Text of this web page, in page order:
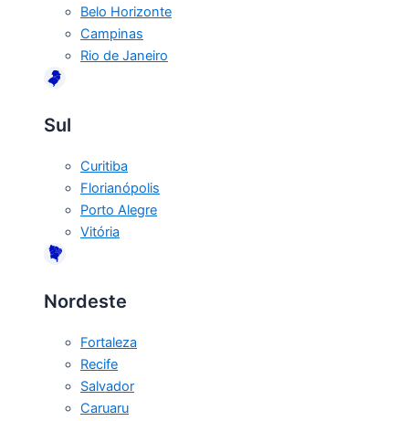
Belo Horizonte
Campinas
Rio de Janeiro
Sul
Curitiba
Florianópolis
Porto Alegre
Vitória
Nordeste
Fortaleza
Recife
Salvador
Caruaru